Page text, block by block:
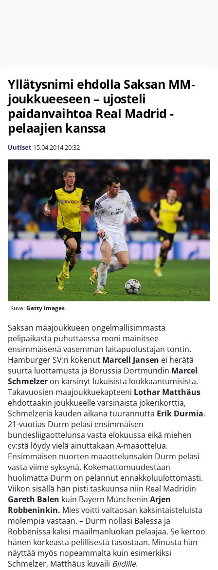
Yllätysnimi ehdolla Saksan MM-
joukkueeseen – ujosteli
paidanvaihtoa Real Madrid -
pelaajien kanssa
Uutiset 15.04.201420:32
Kuva:Getty Images
Saksan maajoukkueen ongelmallisimmasta
pelipaikasta puhuttaessa moni mainitsee
ensimmäisenä vasemman laitapuolustajan tontin.
Hamburger SV:n kokenut Marcell Jansen ei herätä
suurta luottamusta ja Borussia Dortmundin Marcel
Schmelzer on kärsinyt lukuisista loukkaantumisista.
Takavuosien maajoukkuekapteeni Lothar Matthäus
ehdottaakin joukkueelle varsinaista jokerikorttia,
Schmelzeriä kauden aikana tuurannutta Erik Durmia.
21-vuotias Durm pelasi ensimmäisen
bundesliigaottelunsa vasta elokuussa eikä miehen
cv:stä löydy vielä ainuttakaan A-maaottelua.
Ensimmäisen nuorten maaottelunsakin Durm pelasi
vasta viime syksynä. Kokemattomuudestaan
huolimatta Durm on pelannut ennakkoluulottomasti.
Viikon sisällä hän pisti taskuunsa niin Real Madridin
Gareth Balen kuin Bayern Münchenin Arjen
Robbeninkin. Mies voitti valtaosan kaksintaisteluista
molempia vastaan. – Durm nollasi Balessa ja
Robbenissa kaksi maailmanluokan pelaajaa. Se kertoo
hänen korkeasta pelillisestä tasostaan. Minusta hän
näyttää myös nopeammalta kuin esimerkiksi
Schmelzer, Matthäus kuvaili Bildille.